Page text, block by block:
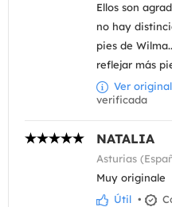
Ellos son
no hay
pies de
reflejar más
Ver original
verificada
NATALIA
Asturias
Muy originale
Útil •